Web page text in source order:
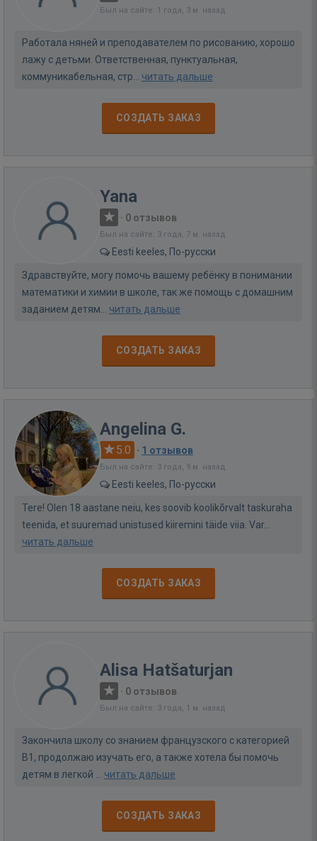
Был на сайте: 1 года, 3 м. назад
Работала няней и преподавателем по рисованию, хорошо
лажу с детьми. Ответственная, пунктуальная,
коммуникабельная, стр... читать дальше
СОЗДАТЬ ЗАКАЗ
Yana
· 0 отзывов
Был на сайте: 3 года, 7 м. назад
Eesti keeles, По-русски
Здравствуйте, могу помочь вашему ребёнку в понимании
математики и химии в школе, так же помощь с домашним
заданием детям... читать дальше
СОЗДАТЬ ЗАКАЗ
Angelina G.
5.0 · 1 отзывов
Был на сайте: 3 года, 9 м. назад
Eesti keeles, По-русски
Tere! Olen 18 aastane neiu, kes soovib koolikõrvalt taskuraha
teenida, et suuremad unistused kiiremini täide viia. Var...
читать дальше
СОЗДАТЬ ЗАКАЗ
Alisa Hatšaturjan
· 0 отзывов
Был на сайте: 3 года, 1 м. назад
Закончила школу со знанием французского с категорией
В1, продолжаю изучать его, а также хотела бы помочь
детям в легкой ... читать дальше
СОЗДАТЬ ЗАКАЗ